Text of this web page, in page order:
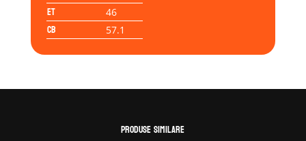
ET 46
CB 57.1
Produse similare